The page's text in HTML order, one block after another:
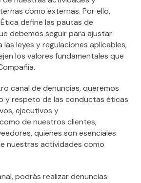
Centro logístico
Contacto
English
como externas. Por ello,
define las pautas de
debemos seguir para ajustar
leyes y regulaciones aplicables,
los valores fundamentales que
canal de denuncias, queremos
y respeto de las conductas éticas
ejecutivos y
de nuestros clientes,
quienes son esenciales
nuestras actividades como
podrás realizar denuncias